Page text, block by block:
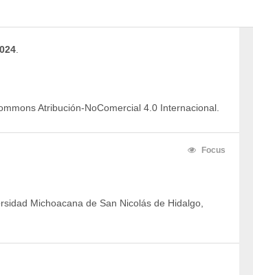
Atribución-NoComercial 4.0 Internacional.
Focus
Michoacana de San Nicolás de Hidalgo,